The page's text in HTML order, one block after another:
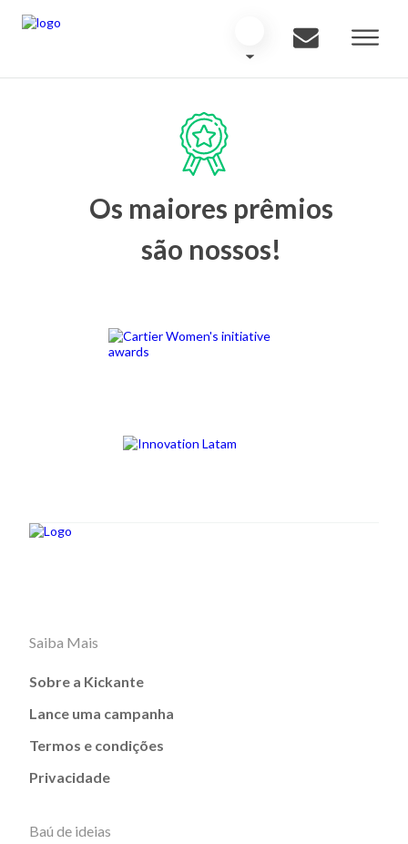
Os maiores prêmios
são nossos!
Saiba Mais
Sobre a Kickante
Lance uma campanha
Termos e condições
Privacidade
Baú de ideias